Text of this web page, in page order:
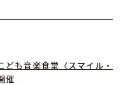
も音楽食堂〈スマイル・
催